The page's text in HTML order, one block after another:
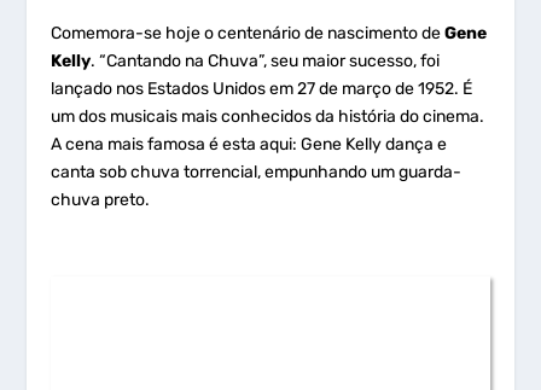
Comemora-se hoje o centenário de nascimento deGene
Kelly. “Cantando na Chuva”, seu maior sucesso, foi
lançado nos Estados Unidos em 27 de março de 1952. É
um dos musicais mais conhecidos da história do cinema.
A cena mais famosa é esta aqui: Gene Kelly dança e
canta sob chuva torrencial, empunhando um guarda-
chuva preto.